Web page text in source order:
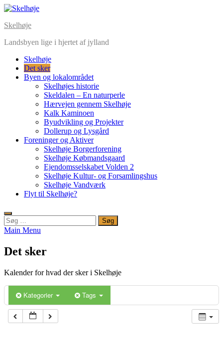
Skelhøje
Landsbyen lige i hjertet af jylland
Skelhøje
Det sker
Byen og lokalområdet
Skelhøjes historie
Skeldalen – En naturperle
Hærvejen gennem Skelhøje
Kalk Kaminoen
Byudvikling og Projekter
Dollerup og Lysgård
Foreninger og Aktiver
Skelhøje Borgerforening
Skelhøje Købmandsgaard
Ejendomsselskabet Volden 2
Skelhøje Kultur- og Forsamlingshus
Skelhøje Vandværk
Flyt til Skelhøje?
Main Menu
Det sker
Kalender for hvad der sker i Skelhøje
Kategorier Tags